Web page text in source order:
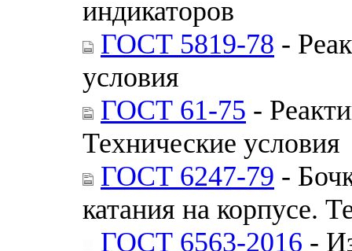
индикаторов
ГОСТ 5819-78 -
условия
ГОСТ 61-75 -
Технические условия
ГОСТ 6247-79 -
катания на корпусе.
ГОСТ 6563-2016 -